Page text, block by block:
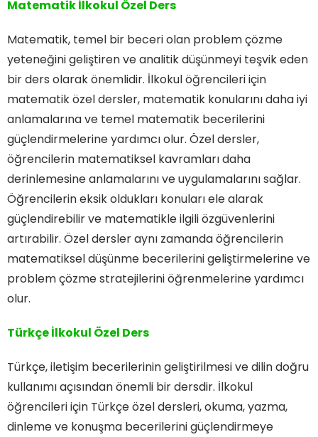
Matematik İlkokul Özel Ders
Matematik, temel bir beceri olan problem çözme
yeteneğini geliştiren ve analitik düşünmeyi teşvik eden
bir ders olarak önemlidir. İlkokul öğrencileri için
matematik özel dersler, matematik konularını daha iyi
anlamalarına ve temel matematik becerilerini
güçlendirmelerine yardımcı olur. Özel dersler,
öğrencilerin matematiksel kavramları daha
derinlemesine anlamalarını ve uygulamalarını sağlar.
Öğrencilerin eksik oldukları konuları ele alarak
güçlendirebilir ve matematikle ilgili özgüvenlerini
artırabilir. Özel dersler aynı zamanda öğrencilerin
matematiksel düşünme becerilerini geliştirmelerine ve
problem çözme stratejilerini öğrenmelerine yardımcı
olur.
Türkçe İlkokul Özel Ders
Türkçe, iletişim becerilerinin geliştirilmesi ve dilin doğru
kullanımı açısından önemli bir dersdir. İlkokul
öğrencileri için Türkçe özel dersleri, okuma, yazma,
dinleme ve konuşma becerilerini güçlendirmeye